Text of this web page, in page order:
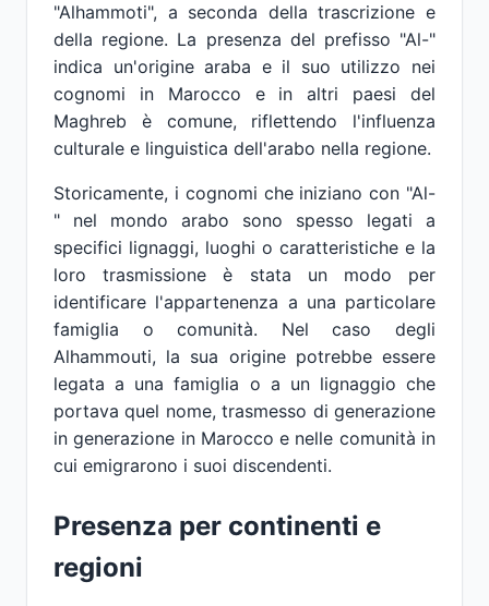
"Alhammoti", a seconda della trascrizione e
della regione. La presenza del prefisso "Al-"
indica un'origine araba e il suo utilizzo nei
cognomi in Marocco e in altri paesi del
Maghreb è comune, riflettendo l'influenza
culturale e linguistica dell'arabo nella regione.
Storicamente, i cognomi che iniziano con "Al-
" nel mondo arabo sono spesso legati a
specifici lignaggi, luoghi o caratteristiche e la
loro trasmissione è stata un modo per
identificare l'appartenenza a una particolare
famiglia o comunità. Nel caso degli
Alhammouti, la sua origine potrebbe essere
legata a una famiglia o a un lignaggio che
portava quel nome, trasmesso di generazione
in generazione in Marocco e nelle comunità in
cui emigrarono i suoi discendenti.
Presenza per continenti e
regioni